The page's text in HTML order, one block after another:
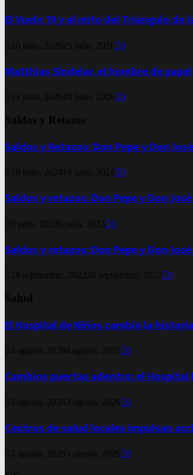
El Vuelo 19 y el mito del Triángulo de
26 julio, 2026 25 julio, 2026 0
Matthias Sindelar, el hombre de papel
19 julio, 2026 18 julio, 2026 0
Saldos y Retazos
Saldos y Retazos: Don Pepe y Don
18 julio, 2024 18 julio, 2024 0
Saldos y retazos: Don Pepe y Don
9 julio, 20239 julio, 2023 0
Saldos y retazos: Don Pepe y Don
28 septiembre, 2022 28 septiembre, 2022 0
Salud
El Hospital de Niños cambió la
4 agosto, 20264 agosto, 2026 0
Cambios puertas adentro: el
3 agosto, 2026 3 agosto, 2026 0
Centros de salud locales impulsan
3 agosto, 2026 3 agosto, 2026 0